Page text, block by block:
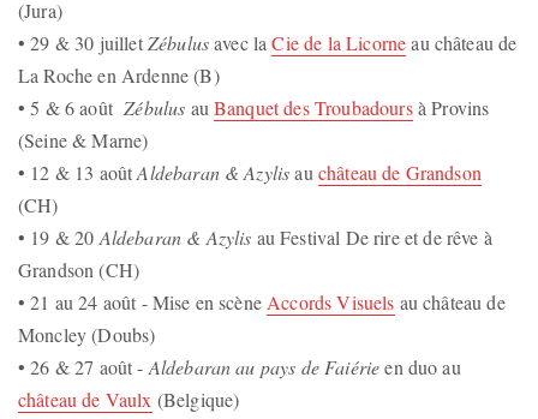
(Jura)
• 29 & 30 juilletZébulusavec laCie de la Licorneau château de
La Roche en Ardenne (B)
• 5 & 6 aoûtZébulus auBanquet des Troubadoursà Provins
(Seine & Marne)
• 12 & 13 aoûtAldebaran & Azylisau château de Grandson
(CH)
• 19 & 20 Aldebaran & Azylis au Festival De rire et de rêve à
Grandson (CH)
• 21 au 24 août - Mise en scène Accords Visuels au château de
Moncley (Doubs)
• 26 & 27 août - Aldebaran au pays de Faiérieen duo au
château de Vaulx (Belgique)